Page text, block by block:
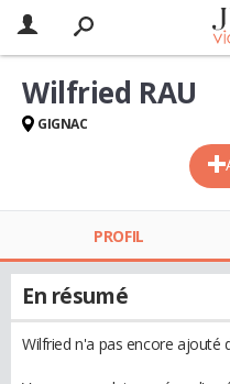
Wilfried RAU
GIGNAC
PROFIL
En résumé
Wilfried n'a pas encore ajouté